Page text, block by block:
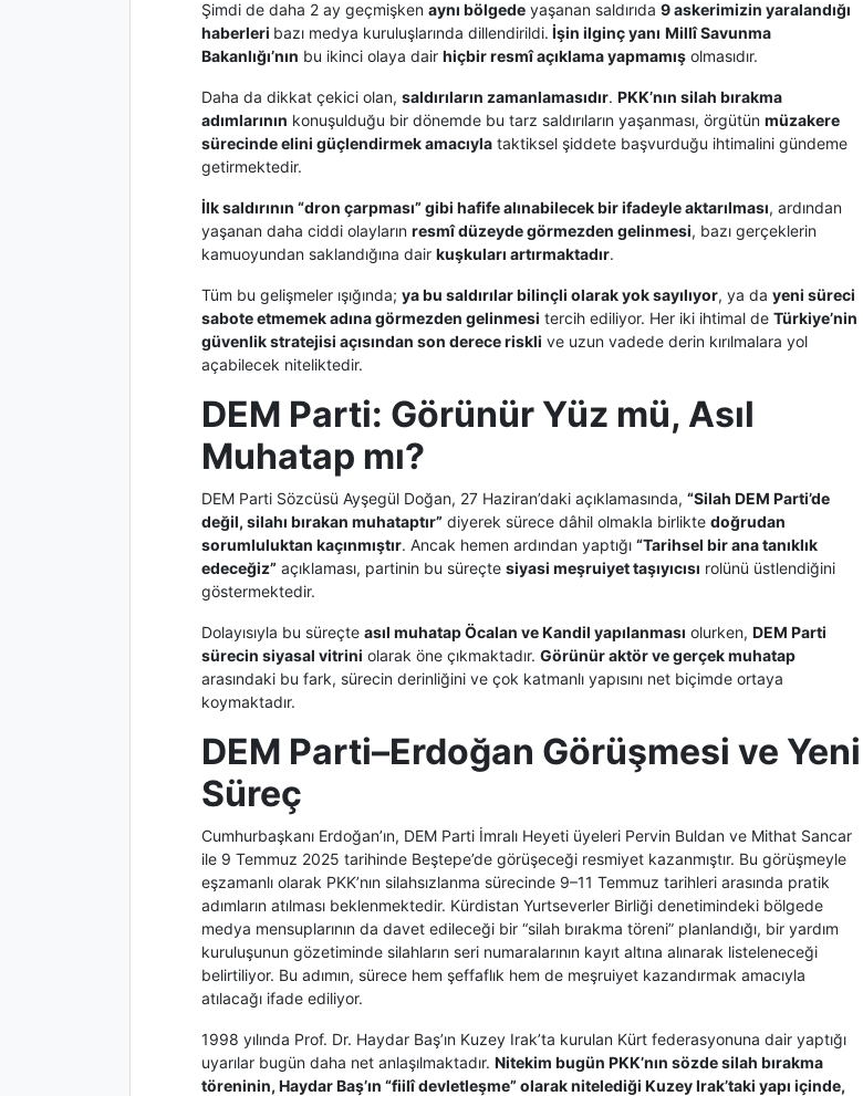
Şimdi de daha 2 ay geçmişken aynı bölgede yaşanan saldırıda 9 askerimizin yaralandığı
haberleri bazı medya kuruluşlarında dillendirildi. İşin ilginç yanı Millî Savunma
Bakanlığı’nın bu ikinci olaya dair hiçbir resmî açıklama yapmamış olmasıdır.
Daha da dikkat çekici olan, saldırıların zamanlamasıdır. PKK’nın silah bırakma
adımlarının konuşulduğu bir dönemde bu tarz saldırıların yaşanması, örgütün müzakere
sürecinde elini güçlendirmek amacıyla taktiksel şiddete başvurduğu ihtimalini gündeme
getirmektedir.
İlk saldırının “dron çarpması” gibi hafife alınabilecek bir ifadeyle aktarılması, ardından
yaşanan daha ciddi olayların resmî düzeyde görmezden gelinmesi, bazı gerçeklerin
kamuoyundan saklandığına dair kuşkuları artırmaktadır.
Tüm bu gelişmeler ışığında; ya bu saldırılar bilinçli olarak yok sayılıyor, ya da yeni süreci
sabote etmemek adına görmezden gelinmesi tercih ediliyor. Her iki ihtimal de Türkiye’nin
güvenlik stratejisi açısından son derece riskli ve uzun vadede derin kırılmalara yol
açabilecek niteliktedir.
DEM Parti: Görünür Yüz mü, Asıl
Muhatap mı?
DEM Parti Sözcüsü Ayşegül Doğan, 27 Haziran’daki açıklamasında, “Silah DEM Parti’de
değil, silahı bırakan muhataptır” diyerek sürece dâhil olmakla birlikte doğrudan
sorumluluktan kaçınmıştır. Ancak hemen ardından yaptığı “Tarihsel bir ana tanıklık
edeceğiz” açıklaması, partinin bu süreçte siyasi meşruiyet taşıyıcısı rolünü üstlendiğini
göstermektedir.
Dolayısıyla bu süreçte asıl muhatap Öcalan ve Kandil yapılanması olurken, DEM Parti
sürecin siyasal vitrini olarak öne çıkmaktadır. Görünür aktör ve gerçek muhatap
arasındaki bu fark, sürecin derinliğini ve çok katmanlı yapısını net biçimde ortaya
koymaktadır.
DEM Parti–Erdoğan Görüşmesi ve Yeni
Süreç
Cumhurbaşkanı Erdoğan’ın, DEM Parti İmralı Heyeti üyeleri Pervin Buldan ve Mithat Sancar
ile 9 Temmuz 2025 tarihinde Beştepe’de görüşeceği resmiyet kazanmıştır. Bu görüşmeyle
eşzamanlı olarak PKK’nın silahsızlanma sürecinde 9–11 Temmuz tarihleri arasında pratik
adımların atılması beklenmektedir. Kürdistan Yurtseverler Birliği denetimindeki bölgede
medya mensuplarının da davet edileceği bir “silah bırakma töreni” planlandığı, bir yardım
kuruluşunun gözetiminde silahların seri numaralarının kayıt altına alınarak listeleneceği
belirtiliyor. Bu adımın, sürece hem şeffaflık hem de meşruiyet kazandırmak amacıyla
atılacağı ifade ediliyor.
1998 yılında Prof. Dr. Haydar Baş’ın Kuzey Irak’ta kurulan Kürt federasyonuna dair yaptığı
uyarılar bugün daha net anlaşılmaktadır. Nitekim bugün PKK’nın sözde silah bırakma
töreninin, Haydar Baş’ın “fiilî devletleşme” olarak nitelediği Kuzey Irak’taki yapı içinde,